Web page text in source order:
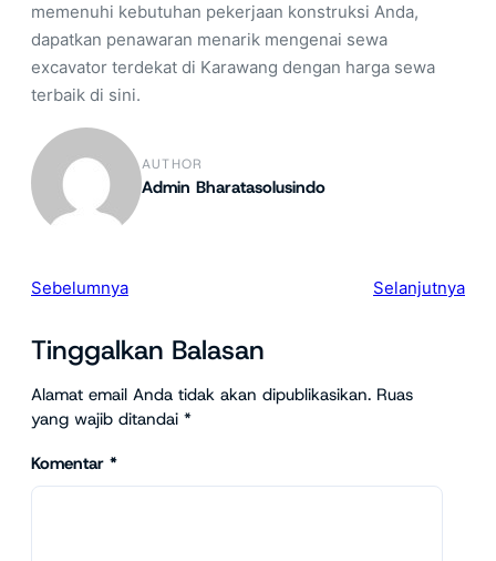
memenuhi kebutuhan pekerjaan konstruksi Anda,
dapatkan penawaran menarik mengenai sewa
excavator terdekat di Karawang dengan harga sewa
terbaik di sini.
AUTHOR
Admin Bharatasolusindo
Sebelumnya Selanjutnya
Tinggalkan Balasan
Alamat email Anda tidak akan dipublikasikan. Ruas
yang wajib ditandai *
Komentar *